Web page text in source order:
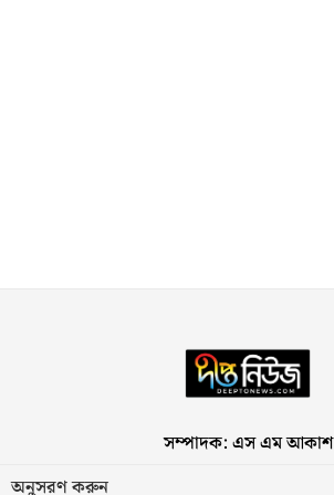
সম্পাদক: এস এম আকাশ
অনুসরণ করুন